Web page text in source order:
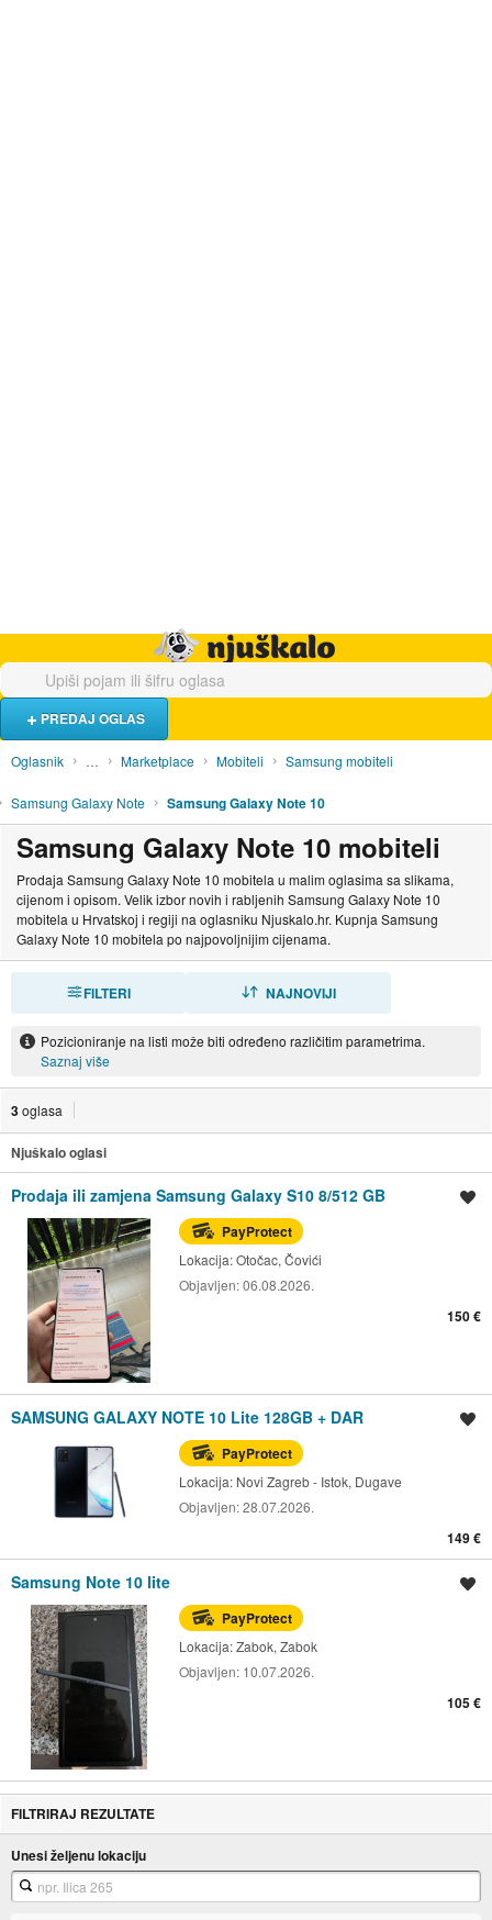
PREDAJ OGLAS
Oglasnik … Marketplace Mobiteli Samsung mobiteli
Samsung Galaxy Note Samsung Galaxy Note 10
Samsung Galaxy Note 10 mobiteli
Prodaja Samsung Galaxy Note 10 mobitela u malim oglasima sa slikama,
cijenom i opisom. Velik izbor novih i rabljenih Samsung Galaxy Note 10
mobitela u Hrvatskoj i regiji na oglasniku Njuskalo.hr. Kupnja Samsung
Galaxy Note 10 mobitela po najpovoljnijim cijenama.
FILTERI NAJNOVIJI
Pozicioniranje na listi može biti određeno različitim parametrima.
Saznaj više
3oglasa
Njuškalo oglasi
Prodaja ili zamjena Samsung Galaxy S10 8/512 GB
PayProtect
Lokacija:Otočac, Čovići
Objavljen:06.08.2026.
150 €
SAMSUNG GALAXY NOTE 10 Lite 128GB + DAR
PayProtect
Lokacija: Novi Zagreb - Istok, Dugave
Objavljen:28.07.2026.
149 €
Samsung Note 10 lite
PayProtect
Lokacija:Zabok, Zabok
Objavljen: 10.07.2026.
105 €
FILTRIRAJ REZULTATE
Unesi željenu lokaciju